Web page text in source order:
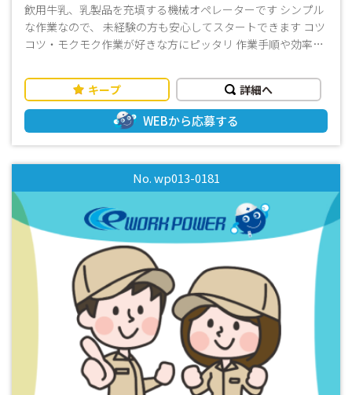
飲用牛乳、乳製品を充填する機械オペレーターです シンプル
な作業なので、 未経験の方も安心してスタートできます コツ
コツ・モクモク作業が好きな方にピッタリ 作業手順や効率よ
製造業が初めての方も安心して働ける環境です！
キープ 詳細へ
WEBから応募する
No. wp013-0181